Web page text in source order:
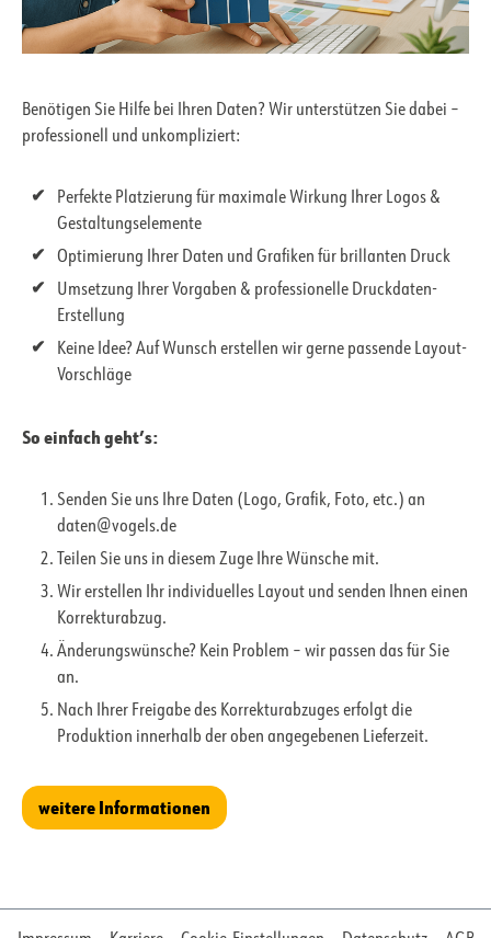
Benötigen Sie Hilfe bei Ihren Daten? Wir unterstützen Sie dabei –
professionell und unkompliziert:
Perfekte Platzierung für maximale Wirkung Ihrer Logos &
Gestaltungselemente
Optimierung Ihrer Daten und Grafiken für brillanten Druck
Umsetzung Ihrer Vorgaben & professionelle Druckdaten-
Erstellung
Keine Idee? Auf Wunsch erstellen wir gerne passende Layout-
Vorschläge
So einfach geht’s:
Senden Sie uns Ihre Daten (Logo, Grafik, Foto, etc.) an
daten@vogels.de
Teilen Sie uns in diesem Zuge Ihre Wünsche mit.
Wir erstellen Ihr individuelles Layout und senden Ihnen einen
Korrekturabzug.
Änderungswünsche? Kein Problem – wir passen das für Sie
an.
Nach Ihrer Freigabe des Korrekturabzuges erfolgt die
Produktion innerhalb der oben angegebenen Lieferzeit.
weitere Informationen